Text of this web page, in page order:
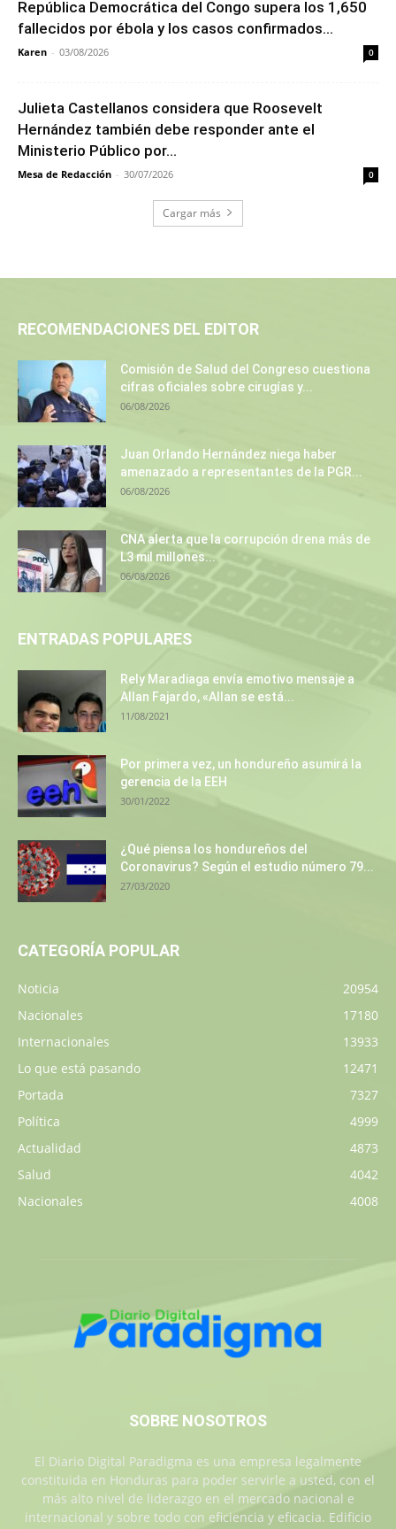
República Democrática del Congo supera los 1,650
fallecidos por ébola y los casos confirmados...
Karen - 03/08/2026 0
Julieta Castellanos considera que Roosevelt
Hernández también debe responder ante el
Ministerio Público por...
Mesa de Redacción - 30/07/2026 0
Cargar más
RECOMENDACIONES DEL EDITOR
Comisión de Salud del Congreso cuestiona
cifras oficiales sobre cirugías y...
06/08/2026
Juan Orlando Hernández niega haber
amenazado a representantes de la PGR...
06/08/2026
CNA alerta que la corrupción drena más de
L3 mil millones...
06/08/2026
ENTRADAS POPULARES
Rely Maradiaga envía emotivo mensaje a
Allan Fajardo, «Allan se está...
11/08/2021
Por primera vez, un hondureño asumirá la
gerencia de la EEH
30/01/2022
¿Qué piensa los hondureños del
Coronavirus? Según el estudio número 79...
27/03/2020
CATEGORÍA POPULAR
Noticia
20954
Nacionales
17180
Internacionales
13933
Lo que está pasando
12471
Portada
7327
Política
4999
Actualidad
4873
Salud
4042
Nacionales
4008
SOBRE NOSOTROS
El Diario Digital Paradigma es una empresa legalmente
constituida en Honduras para poder servirle a usted, con el
más alto nivel de liderazgo en el mercado nacional e
internacional y sobre todo con eficiencia y eficacia. Edificio